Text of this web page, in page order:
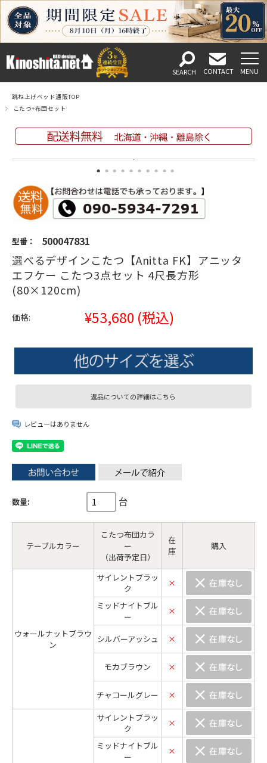
跳ね上げベッド通販TOP
こたつ+布団セット
型番： 500047831
選べるデザインこたつ【Anitta FK】アニッタ
エフケー こたつ3点セット 4尺長方形
(80×120cm)
価格: ¥53,680 (税込)
返品についての詳細はこちら
レビューはありません
数量: 台
テーブルカラー
こたつ布団カラ
ー
（出荷予定日）
在
庫
購入
ウォールナットブラウ
ン
サイレントブラッ
ク
×
ミッドナイトブル
ー
×
シルバーアッシュ ×
モカブラウン ×
チャコールグレー ×
サイレントブラッ
ク
×
ミッドナイトブル
ー
×